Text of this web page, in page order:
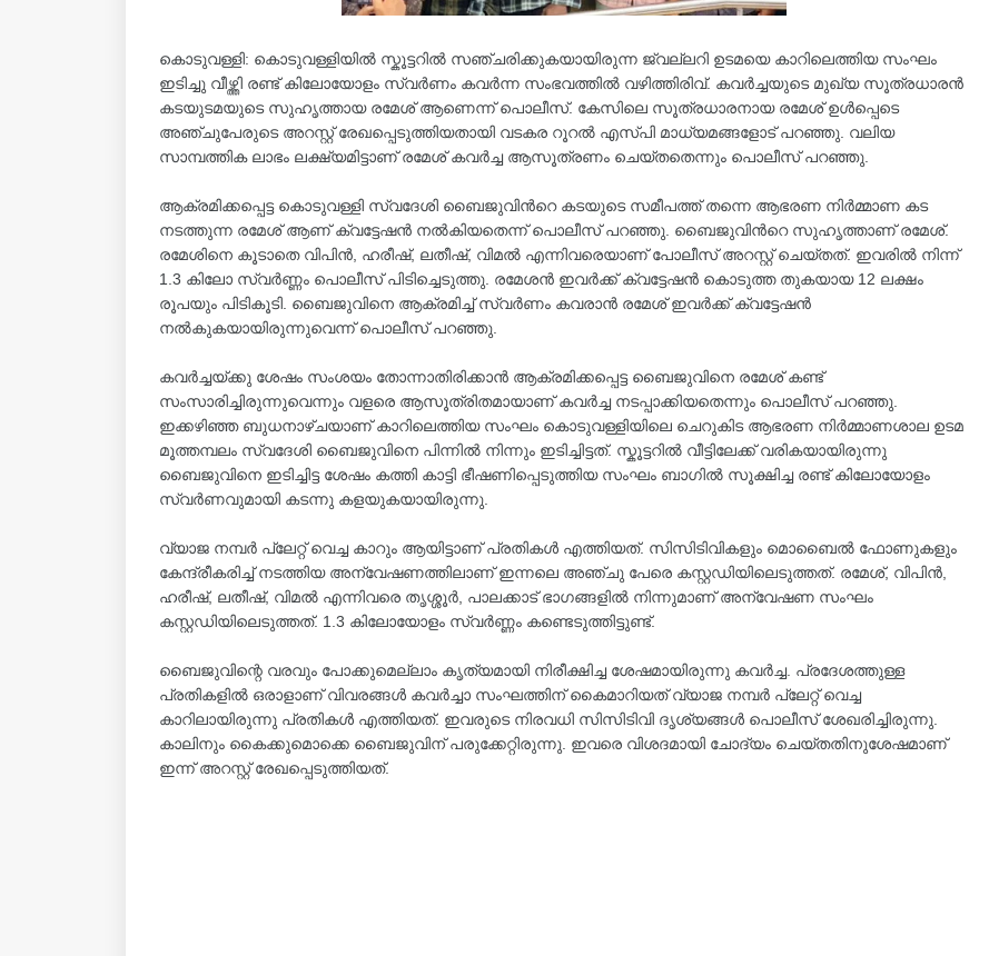
കൊടുവള്ളി: കൊടുവള്ളിയിൽ സ്കൂട്ടറിൽ സഞ്ചരിക്കുകയായിരുന്ന ജ്വല്ലറി ഉടമയെ കാറിലെത്തിയ സംഘം
ഇടിച്ചു വീഴ്ത്തി രണ്ട് കിലോയോളം സ്വർണം കവർന്ന സംഭവത്തിൽ വഴിത്തിരിവ്. കവര്‍ച്ചയുടെ മുഖ്യ സൂത്രധാരൻ
കടയുടമയുടെ സുഹൃത്തായ രമേശ് ആണെന്ന് പൊലീസ്. കേസിലെ സൂത്രധാരനായ രമേശ് ഉള്‍പ്പെടെ
അഞ്ചുപേരുടെ അറസ്റ്റ് രേഖപ്പെടുത്തിയതായി വടകര റൂറൽ എസ്‍പി മാധ്യമങ്ങളോട് പറഞ്ഞു. വലിയ
സാമ്പത്തിക ലാഭം ലക്ഷ്യമിട്ടാണ് രമേശ് കവര്‍ച്ച ആസൂത്രണം ചെയ്തതെന്നും പൊലീസ് പറഞ്ഞു.
ആക്രമിക്കപ്പെട്ട കൊടുവള്ളി സ്വദേശി ബൈജുവിന്‍റെ കടയുടെ സമീപത്ത് തന്നെ ആഭരണ നിർമ്മാണ കട
നടത്തുന്ന രമേശ് ആണ് ക്വട്ടേഷൻ നൽകിയതെന്ന് പൊലീസ് പറഞ്ഞു. ബൈജുവിന്‍റെ സുഹൃത്താണ് രമേശ്.
രമേശിനെ കൂടാതെ വിപിൻ, ഹരീഷ്, ലതീഷ്, വിമല്‍ എന്നിവരെയാണ് പോലീസ് അറസ്റ്റ് ചെയ്തത്. ഇവരിൽ നിന്ന്
1.3 കിലോ സ്വര്‍ണ്ണം പൊലീസ് പിടിച്ചെടുത്തു. രമേശൻ ഇവര്‍ക്ക് ക്വട്ടേഷൻ കൊടുത്ത തുകയായ 12 ലക്ഷം
രൂപയും പിടികൂടി. ബൈജുവിനെ ആക്രമിച്ച് സ്വര്‍ണം കവരാൻ രമേശ് ഇവർക്ക് ക്വട്ടേഷൻ
നൽകുകയായിരുന്നുവെന്ന് പൊലീസ് പറഞ്ഞു.
കവര്‍ച്ചയ്ക്കു ശേഷം സംശയം തോന്നാതിരിക്കാൻ ആക്രമിക്കപ്പെട്ട ബൈജുവിനെ രമേശ് കണ്ട്
സംസാരിച്ചിരുന്നുവെന്നും വളരെ ആസൂത്രിതമായാണ് കവര്‍ച്ച നടപ്പാക്കിയതെന്നും പൊലീസ് പറഞ്ഞു.
ഇക്കഴിഞ്ഞ ബുധനാഴ്ചയാണ് കാറിലെത്തിയ സംഘം കൊടുവള്ളിയിലെ ചെറുകിട ആഭരണ നിർമ്മാണശാല ഉടമ
മൂത്തമ്പലം സ്വദേശി ബൈജുവിനെ പിന്നിൽ നിന്നും ഇടിച്ചിട്ടത്. സ്കൂട്ടറിൽ വീട്ടിലേക്ക് വരികയായിരുന്നു
ബൈജുവിനെ ഇടിച്ചിട്ട ശേഷം കത്തി കാട്ടി ഭീഷണിപ്പെടുത്തിയ സംഘം ബാഗിൽ സൂക്ഷിച്ച രണ്ട് കിലോയോളം
സ്വർണവുമായി കടന്നു കളയുകയായിരുന്നു.
വ്യാജ നമ്പർ പ്ലേറ്റ് വെച്ച കാറും ആയിട്ടാണ് പ്രതികൾ എത്തിയത്. സിസിടിവികളും മൊബൈൽ ഫോണുകളും
കേന്ദ്രീകരിച്ച് നടത്തിയ അന്വേഷണത്തിലാണ് ഇന്നലെ അഞ്ചു പേരെ കസ്റ്റഡിയിലെടുത്തത്. രമേശ്‌, വിപിൻ,
ഹരീഷ്, ലതീഷ്, വിമൽ എന്നിവരെ തൃശ്ശൂർ, പാലക്കാട് ഭാഗങ്ങളിൽ നിന്നുമാണ് അന്വേഷണ സംഘം
കസ്റ്റഡിയിലെടുത്തത്. 1.3 കിലോയോളം സ്വർണ്ണം കണ്ടെടുത്തിട്ടുണ്ട്.
ബൈജുവിന്റെ വരവും പോക്കുമെല്ലാം കൃത്യമായി നിരീക്ഷിച്ച ശേഷമായിരുന്നു കവർച്ച. പ്രദേശത്തുള്ള
പ്രതികളിൽ ഒരാളാണ് വിവരങ്ങൾ കവർച്ചാ സംഘത്തിന് കൈമാറിയത് വ്യാജ നമ്പർ പ്ലേറ്റ് വെച്ച
കാറിലായിരുന്നു പ്രതികൾ എത്തിയത്. ഇവരുടെ നിരവധി സിസിടിവി ദൃശ്യങ്ങൾ പൊലീസ് ശേഖരിച്ചിരുന്നു.
കാലിനും കൈക്കുമൊക്കെ ബൈജുവിന് പരുക്കേറ്റിരുന്നു. ഇവരെ വിശദമായി ചോദ്യം ചെയ്തതിനുശേഷമാണ്
ഇന്ന് അറസ്റ്റ് രേഖപ്പെടുത്തിയത്.